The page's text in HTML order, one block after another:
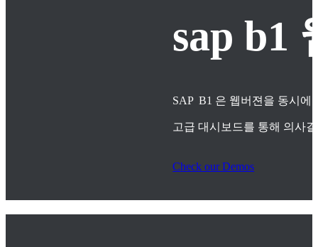
sap b1
SAP B1 은 웹버젼을 동시에
고급 대시보드를 통해 의사
Check our Demos